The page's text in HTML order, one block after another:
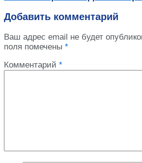
Добавить комментарий
Ваш адрес email не будет
поля помечены *
Комментарий *